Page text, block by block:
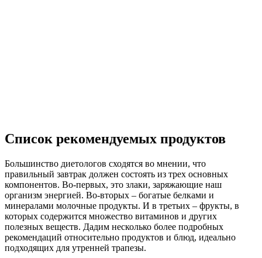
Список рекомендуемых продуктов
Большинство диетологов сходятся во мнении, что
правильный завтрак должен состоять из трех основных
компонентов. Во-первых, это злаки, заряжающие наш
организм энергией. Во-вторых – богатые белками и
минералами молочные продукты. И в третьих – фрукты, в
которых содержится множество витаминов и других
полезных веществ. Дадим несколько более подробных
рекомендаций относительно продуктов и блюд, идеально
подходящих для утренней трапезы.